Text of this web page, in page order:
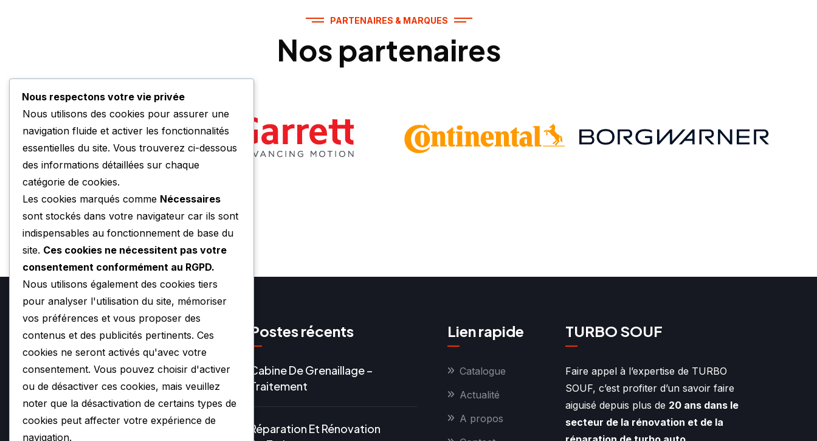
PARTENAIRES & MARQUES
Nos partenaires
07.49.79.05.55
Postes récents
Cabine De Grenaillage –
Traitement
Réparation Et Rénovation
Lien rapide
Catalogue
Actualité
A propos
TURBO SOUF
Faire appel à l’expertise de TURBO
SOUF, c’est profiter d’un savoir faire
aiguisé depuis plus de 20 ans dans le
secteur de la rénovation et de la
Nous respectons votre vie privée
Nous utilisons des cookies pour assurer une
navigation fluide et activer les fonctionnalités
essentielles du site. Vous trouverez ci-dessous
des informations détaillées sur chaque
catégorie de cookies.
Les cookies marqués comme Nécessaires
sont stockés dans votre navigateur car ils sont
indispensables au fonctionnement de base du
site. Ces cookies ne nécessitent pas votre
consentement conformément au RGPD.
Nous utilisons également des cookies tiers
pour analyser l'utilisation du site, mémoriser
vos préférences et vous proposer des
contenus et des publicités pertinents. Ces
cookies ne seront activés qu'avec votre
consentement. Vous pouvez choisir d'activer
ou de désactiver ces cookies, mais veuillez
noter que la désactivation de certains types de
cookies peut affecter votre expérience de
navigation.